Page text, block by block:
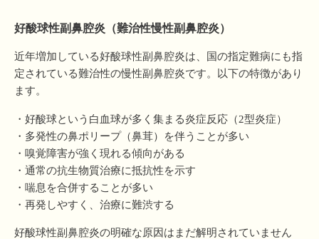
好酸球性副鼻腔炎（難治性慢性副鼻腔炎）
近年増加している好酸球性副鼻腔炎は、国の指定難病にも指
定されている難治性の慢性副鼻腔炎です。以下の特徴があり
ます。
・好酸球という白血球が多く集まる炎症反応（2型炎症）
・多発性の鼻ポリープ（鼻茸）を伴うことが多い
・嗅覚障害が強く現れる傾向がある
・通常の抗生物質治療に抵抗性を示す
・喘息を合併することが多い
・再発しやすく、治療に難渋する
好酸球性副鼻腔炎の明確な原因はまだ解明されていません